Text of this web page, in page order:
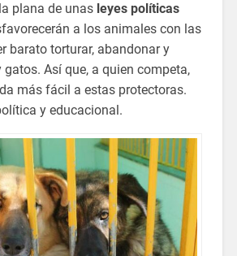
plana de unas leyes políticas
a los animales con las
barato torturar, abandonar y
gatos. Así que, a quien competa,
más fácil a estas protectoras.
y educacional.